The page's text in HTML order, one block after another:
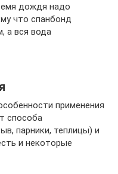
дождя надо
что спанбонд
а вся вода
применения
способа
парники, теплицы) и
и некоторые